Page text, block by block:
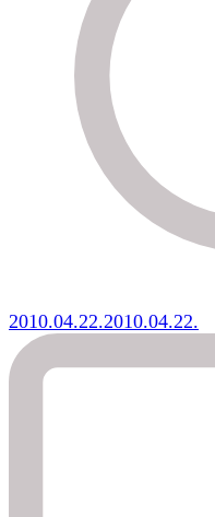
2010.04.22.2010.04.22.